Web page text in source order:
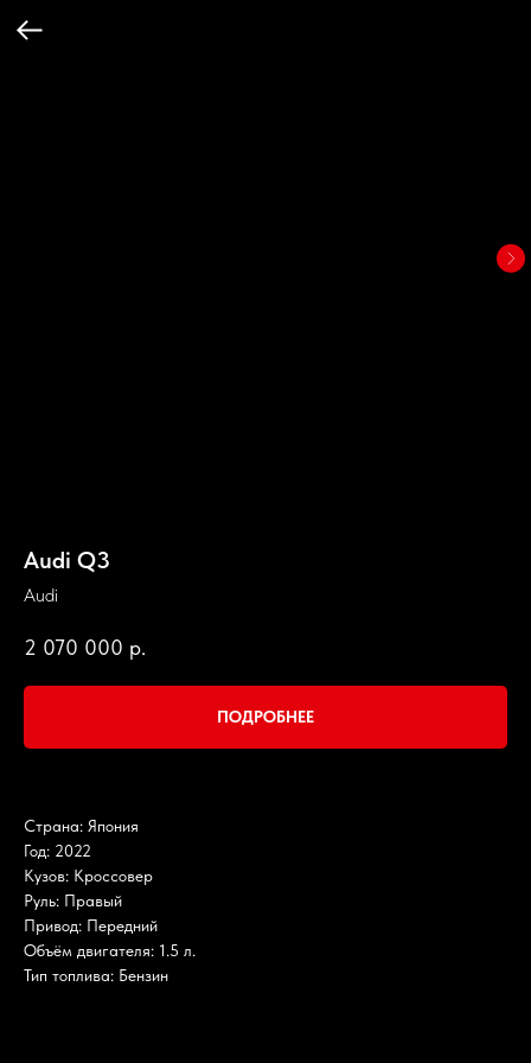
Audi Q3
Audi
2 070 000 р.
ПОДРОБНЕЕ
Страна: Япония
Год: 2022
Кузов: Кроссовер
Руль: Правый
Привод: Передний
Объём двигателя: 1.5 л.
Тип топлива: Бензин